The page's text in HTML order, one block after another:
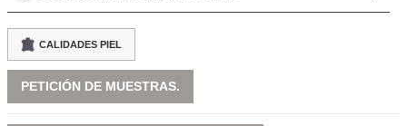
CALIDADES PIEL
PETICIÓN DE MUESTRAS.